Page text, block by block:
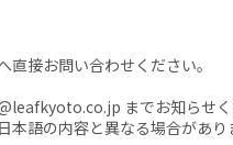
接お問い合わせください。
までお知らせく
語の内容と異なる場合があり